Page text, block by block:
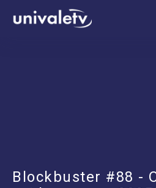
conteúdo
Blockbuster #88 -